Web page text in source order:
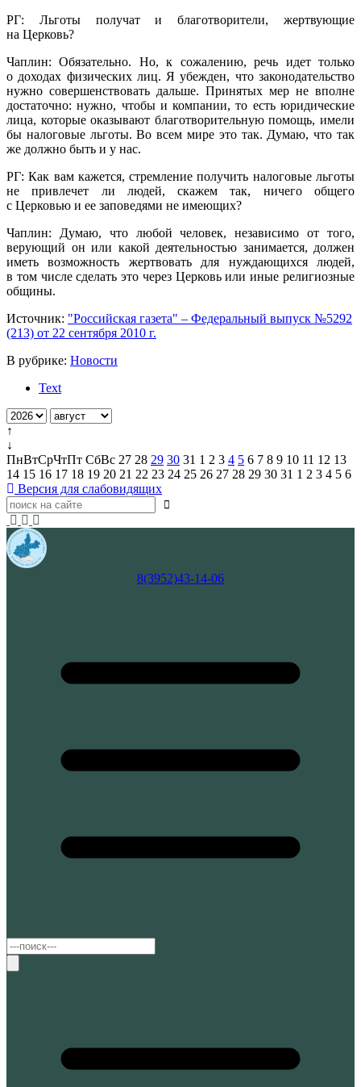
РГ: Льготы получат и благотворители, жертвующие
на Церковь?
Чаплин: Обязательно. Но, к сожалению, речь идет только
о доходах физических лиц. Я убежден, что законодательство
нужно совершенствовать дальше. Принятых мер не вполне
достаточно: нужно, чтобы и компании, то есть юридические
лица, которые оказывают благотворительную помощь, имели
бы налоговые льготы. Во всем мире это так. Думаю, что так
же должно быть и у нас.
РГ: Как вам кажется, стремление получить налоговые льготы
не привлечет ли людей, скажем так, ничего общего
с Церковью и ее заповедями не имеющих?
Чаплин: Думаю, что любой человек, независимо от того,
верующий он или какой деятельностью занимается, должен
иметь возможность жертвовать для нуждающихся людей,
в том числе сделать это через Церковь или иные религиозные
общины.
Источник: "Российская газета" – Федеральный выпуск №5292
(213) от 22 сентября 2010 г.
В рубрике: Новости
Text
↑
↓
ПнВтСрЧтПт СбВс 27 28 29 30 31 1 2 3 4 5 6 7 8 9 10 11 12 13
14 15 16 17 18 19 20 21 22 23 24 25 26 27 28 29 30 31 1 2 3 4 5 6
Версия для слабовидящих
8(3952)43-14-06